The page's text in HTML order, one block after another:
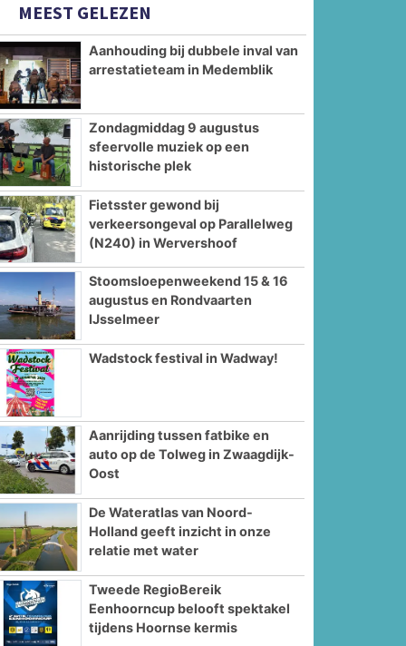
MEEST GELEZEN
Aanhouding bij dubbele inval van
arrestatieteam in Medemblik
Zondagmiddag 9 augustus
sfeervolle muziek op een
historische plek
Fietsster gewond bij
verkeersongeval op Parallelweg
(N240) in Wervershoof
Stoomsloepenweekend 15 & 16
augustus en Rondvaarten
IJsselmeer
Wadstock festival in Wadway!
Aanrijding tussen fatbike en
auto op de Tolweg in Zwaagdijk-
Oost
De Wateratlas van Noord-
Holland geeft inzicht in onze
relatie met water
Tweede RegioBereik
Eenhoorncup belooft spektakel
tijdens Hoornse kermis